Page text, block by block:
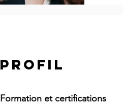
PROFIL
Formation et certifications